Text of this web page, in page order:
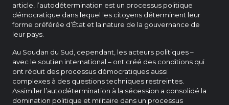
article, l’autodétermination est un processus politique
démocratique dans lequel les citoyens déterminent leur
forme préférée d’État et la nature de la gouvernance de
leur pays.
Au Soudan du Sud, cependant, les acteurs politiques –
avec le soutien international – ont créé des conditions qui
ont réduit des processus démocratiques aussi
complexes à des questions techniques restreintes.
Assimiler l’autodétermination à la sécession a consolidé la
domination politique et militaire dans un processus